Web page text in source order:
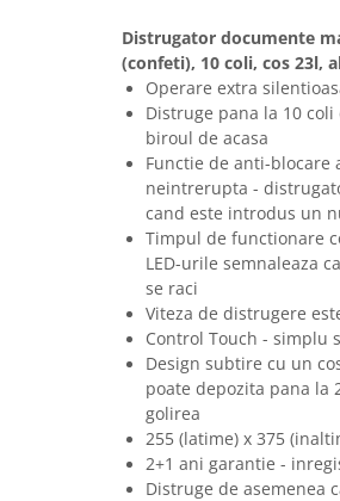
Articole pentru rufe, casa,
geamuri, mobila
Articole pentru birou, suprafete,
Intretinere si odorizante masina
Accesorii pentru curatenie
Tipografie si stampile
Formulare tipizate
Caiete si blocnotesuri
Stampile, tusiere si tus
Protectia muncii si Imbracaminte
Imbracaminte
Distrugator documente
(confeti), 10 coli, cos 23l,
Operare extra
Distruge pana la 10
biroul de acasa
Functie de anti-
neintrerupta -
cand este introdus un
Timpul de functionare
LED-urile semnaleaza
se raci
Viteza de distrugere
Control Touch -
Design subtire cu un
poate depozita pana la
golirea
255 (latime) x 375
2+1 ani garantie -
Distruge de asemenea